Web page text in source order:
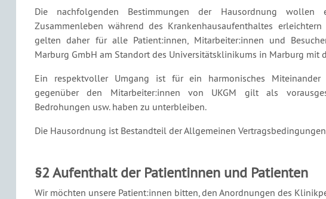
Die nachfolgenden Bestimmungen der Hausordnung
Zusammenleben während des Krankenhausaufenthaltes
gelten daher für alle Patient:innen, Mitarbeiter:innen und
Marburg GmbH am Standort des Universitätsklinikums in Marburg
Ein respektvoller Umgang ist für ein harmonisches Miteinander
gegenüber den Mitarbeiter:innen von UKGM gilt als
Bedrohungen usw. haben zu unterbleiben.
Die Hausordnung ist Bestandteil der Allgemeinen
§2 Aufenthalt der Patientinnen und Patienten
Wir möchten unsere Patient:innen bitten, den Anordnungen des